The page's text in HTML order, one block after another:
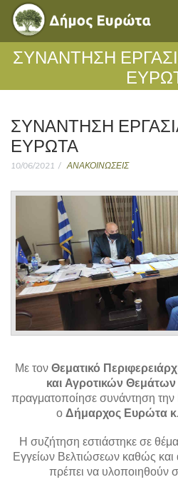
ΣΥΝΑΝΤΗΣΗ
ΣΥΝΑΝΤΗΣΗ
ΕΥΡΩΤΑ
10/06/2021 ΑΝΑΚΟΙΝΩΣΕΙΣ
Με τον Θεματικό
και Αγροτικών Θεμάτων
πραγματοποίησε συνάντηση την
ο Δήμαρχος Ευρώτα
Η συζήτηση εστιάστηκε σε
Εγγείων Βελτιώσεων καθώς και
πρέπει να υλοποιηθούν